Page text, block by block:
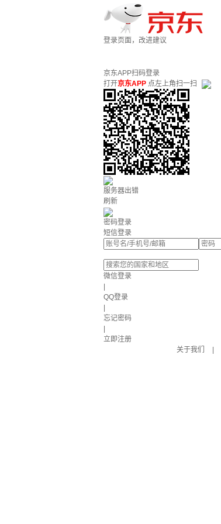
登录页面，改进建议
京东APP扫码登录
打开京东APP 点左上角扫一扫
服务器出错
刷新
密码登录
短信登录
微信登录
QQ登录
忘记密码
立即注册
关于我们